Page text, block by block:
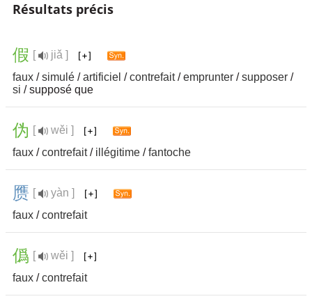
Résultats précis
假 [
jiǎ ]
faux /simulé /artificiel /contrefait/emprunter /supposer /
si / supposé que
伪 [
wěi ]
faux /contrefait/ illégitime /fantoche
赝 [
yàn ]
faux /contrefait
僞 [
wěi ]
faux /contrefait